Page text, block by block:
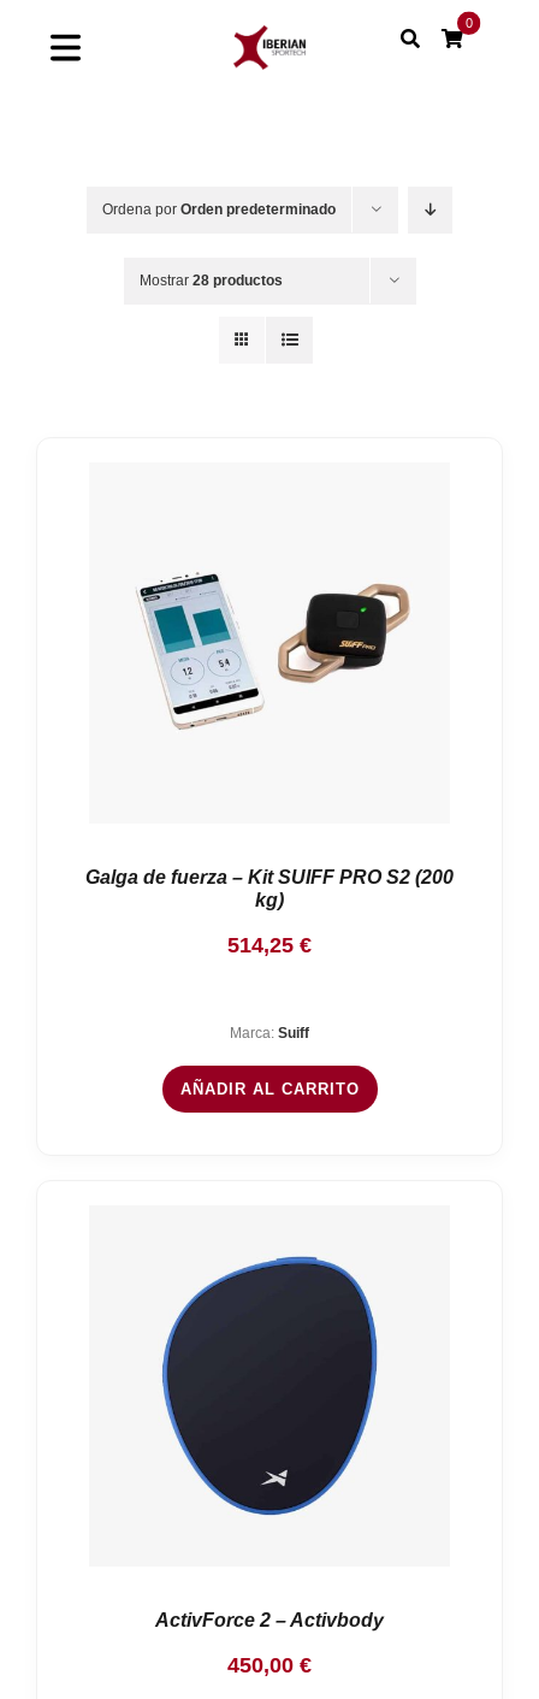
Toggle
0
Ordena por Orden predeterminado
Mostrar 28 productos
Galga de fuerza – Kit SUIFF PRO S2 (200
kg)
514,25 €
Marca: Suiff
AÑADIR AL CARRITO
ActivForce 2 – Activbody
450,00 €